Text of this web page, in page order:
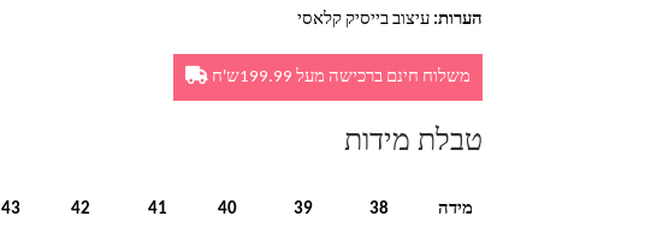
הערות: עיצוב בייסיק קלאסי
משלוח חינם ברכישה מעל 199.99ש'ח
טבלת מידות
מידה 38
39
40
41
42
43